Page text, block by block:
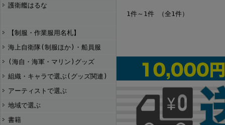
護衛艦はるな
【制服・作業服用名札】
海上自衛隊(制服ほか)・船員服
(海自・海軍・マリン)グッズ
組織・キャラで選ぶ(グッズ関連)
アーティストで選ぶ
地域で選ぶ
書籍
1件～1件 （全1件）